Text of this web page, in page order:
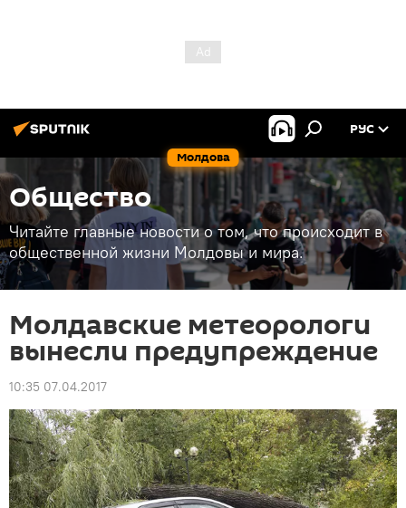
Молдова
РУС
Общество
Читайте главные новости о том, что происходит в
общественной жизни Молдовы и мира.
Молдавские метеорологи
вынесли предупреждение
10:35 07.04.2017